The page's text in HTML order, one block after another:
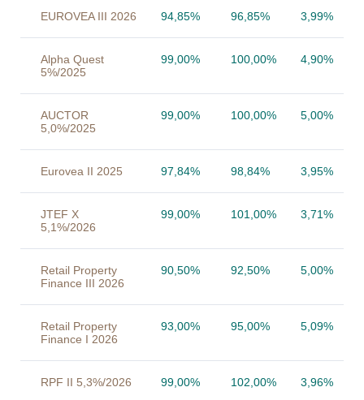
EUROVEA III 2026 94,85% 96,85% 3,99%
Alpha Quest
5%/2025
99,00% 100,00% 4,90%
AUCTOR
5,0%/2025
99,00% 100,00% 5,00%
Eurovea II 2025 97,84% 98,84% 3,95%
JTEF X
5,1%/2026
99,00% 101,00% 3,71%
Retail Property
Finance III 2026
90,50% 92,50% 5,00%
Retail Property
Finance I 2026
93,00% 95,00% 5,09%
RPF II 5,3%/2026 99,00% 102,00% 3,96%